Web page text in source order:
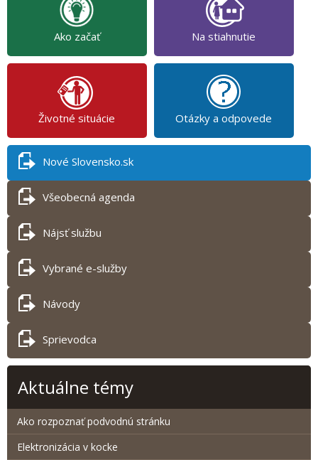
Ako začať Na stiahnutie
Životné situácie Otázky a odpovede
Nové Slovensko.sk
Všeobecná agenda
Nájsť službu
Vybrané e-služby
Návody
Sprievodca
Aktuálne témy
Ako rozpoznať podvodnú stránku
Elektronizácia v kocke